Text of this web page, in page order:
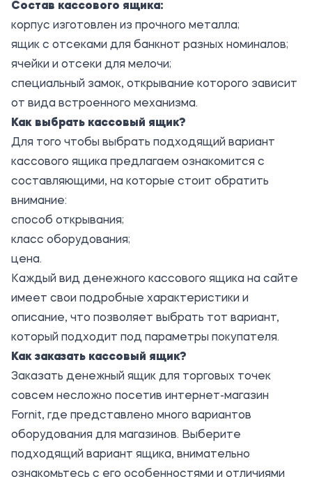
Состав кассового ящика:
корпус изготовлен из прочного металла;
ящик с отсеками для банкнот разных номиналов;
ячейки и отсеки для мелочи;
специальный замок, открывание которого зависит
от вида встроенного механизма.
Как выбрать кассовый ящик?
Для того чтобы выбрать подходящий вариант
кассового ящика предлагаем ознакомится с
составляющими, на которые стоит обратить
внимание:
способ открывания;
класс оборудования;
цена.
Каждый вид денежного кассового ящика на сайте
имеет свои подробные характеристики и
описание, что позволяет выбрать тот вариант,
который подходит под параметры покупателя.
Как заказать кассовый ящик?
Заказать денежный ящик для торговых точек
совсем несложно посетив интернет-магазин
Fornit, где представлено много вариантов
оборудования для магазинов. Выберите
подходящий вариант ящика, внимательно
ознакомьтесь с его особенностями и отличиями